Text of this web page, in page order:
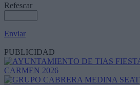
Refescar
Enviar
PUBLICIDAD